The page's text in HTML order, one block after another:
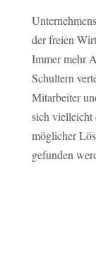
der freien
Immer mehr
Schultern
Mitarbeiter
sich vielleicht
möglicher
gefunden